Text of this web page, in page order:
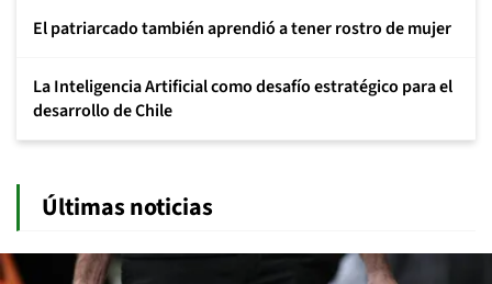
El patriarcado también aprendió a tener rostro de mujer
La Inteligencia Artificial como desafío estratégico para el
desarrollo de Chile
Últimas noticias